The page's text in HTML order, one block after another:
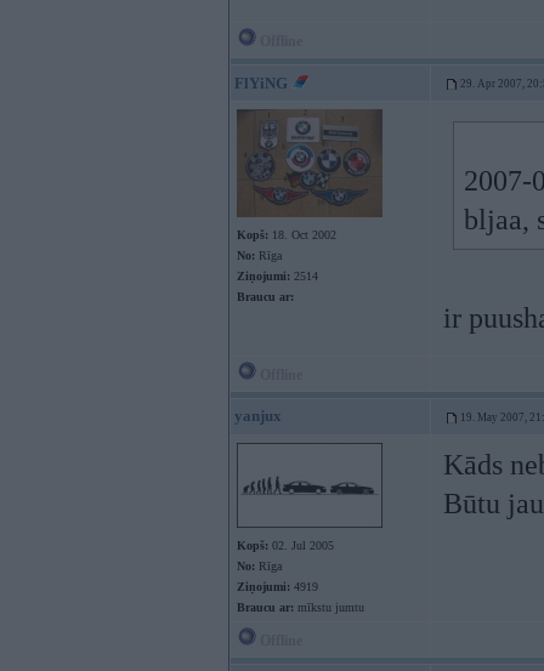
FlYiNG 29. Apr 2007,
Kopš: 18. Oct 2002
No: Rīga
Ziņojumi: 2514
Braucu ar:
2007-
bljaa,
ir
yanjux 19. May 2007,
Kopš: 02. Jul 2005
No: Rīga
Ziņojumi: 4919
Braucu ar: mīkstu jumtu
Kāds
Būtu